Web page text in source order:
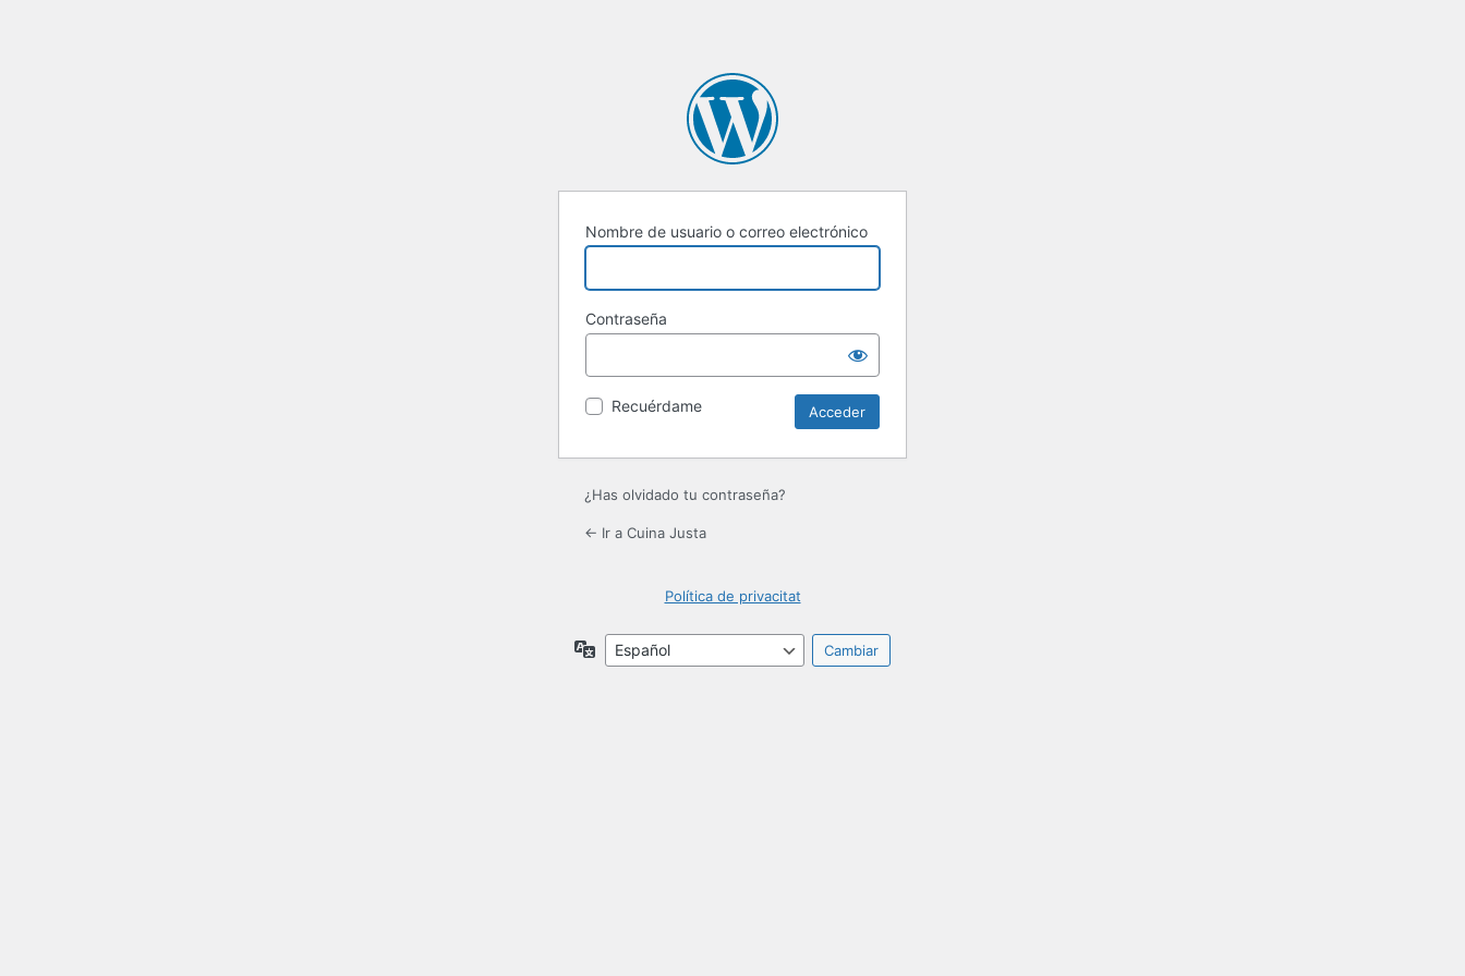
Nombre de usuario o correo electrónico
Contraseña
Recuérdame
¿Has olvidado tu contraseña?
← Ir a Cuina Justa
Política de privacitat
Idioma